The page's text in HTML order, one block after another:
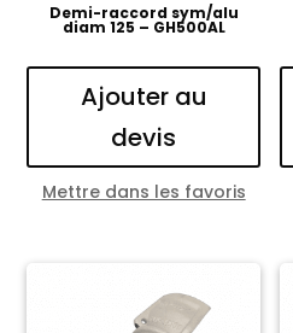
Demi-raccord sym/alu
diam 125 – GH500AL
Ajouter au
devis
Mettre dans les favoris